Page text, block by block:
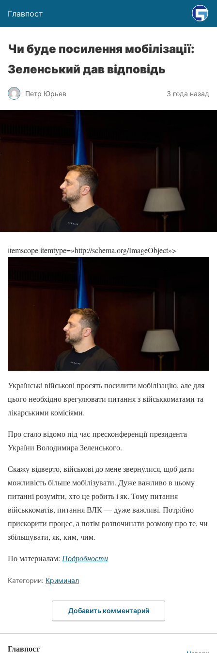
Главпост
Чи буде посилення мобілізації:
Зеленський дав відповідь
Петр Юрьев 3 года назад
itemscope itemtype=»http://schema.org/ImageObject»>
Українські військові просять посилити мобілізацію, але для
цього необхідно врегулювати питання з військкоматами та
лікарськими комісіями.
Про стало відомо під час пресконференції президента
України Володимира Зеленського.
Скажу відверто, військові до мене звернулися, щоб дати
можливість більше мобілізувати. Дуже важливо в цьому
питанні розуміти, хто це робить і як. Тому питання
військкоматів, питання ВЛК — дуже важливі. Потрібно
прискорити процес, а потім розпочинати розмову про те, чи
збільшувати, як, ким, чим.
По материалам: Подробности
Категории: Криминал
Добавить комментарий
Главпост